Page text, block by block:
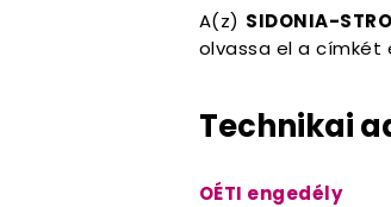
A(z) SIDONIA-
olvassa el a
Technikai
OÉTI engedély